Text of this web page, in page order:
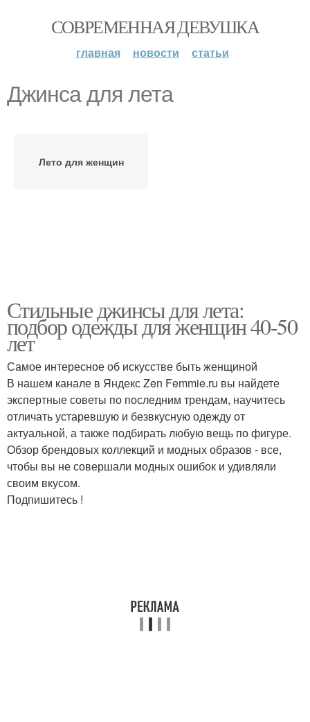
СОВРЕМЕННАЯ ДЕВУШКА
главная новости статьи
Джинса для лета
Лето для женщин
Стильные джинсы для лета:
подбор одежды для женщин 40-50
лет
Самое интересное об искусстве быть женщиной
В нашем канале в Яндекс Zen Femmie.ru вы найдете
экспертные советы по последним трендам, научитесь
отличать устаревшую и безвкусную одежду от
актуальной, а также подбирать любую вещь по фигуре.
Обзор брендовых коллекций и модных образов - все,
чтобы вы не совершали модных ошибок и удивляли
своим вкусом.
Подпишитесь !